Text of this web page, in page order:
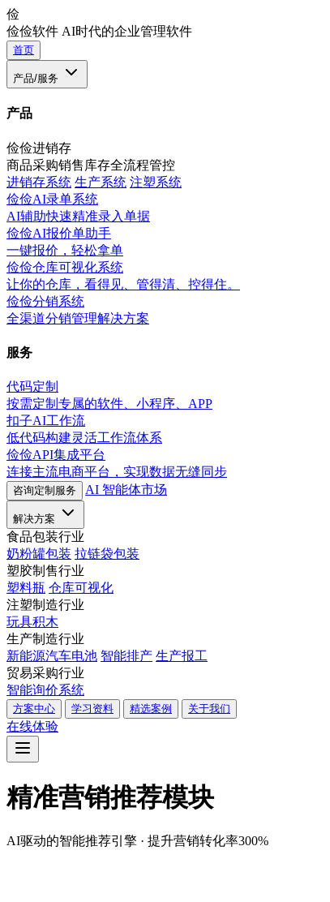
俭
俭俭软件 AI时代的企业管理软件
首页
产品/服务
产品
俭俭进销存
商品采购销售库存全流程管控
进销存系统 生产系统 注塑系统
俭俭AI录单系统
AI辅助快速精准录入单据
俭俭AI报价单助手
一键报价，轻松拿单
俭俭仓库可视化系统
让你的仓库，看得见、管得清、控得住。
俭俭分销系统
全渠道分销管理解决方案
服务
代码定制
按需定制专属的软件、小程序、APP
扣子AI工作流
低代码构建灵活工作流体系
俭俭API集成平台
连接主流电商平台，实现数据无缝同步
咨询定制服务 AI 智能体市场
解决方案
食品包装行业
奶粉罐包装 拉链袋包装
塑胶制售行业
塑料瓶 仓库可视化
注塑制造行业
玩具积木
生产制造行业
新能源汽车电池 智能排产 生产报工
贸易采购行业
智能询价系统
方案中心 学习资料 精选案例 关于我们
在线体验
精准营销推荐模块
AI驱动的智能推荐引擎 · 提升营销转化率300%